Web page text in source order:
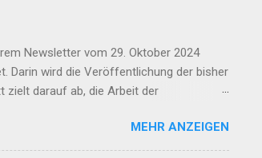
Newsletter vom 29. Oktober 2024
Darin wird die Veröffentlichung der bisher
zielt darauf ab, die Arbeit der
eingerichtet werden. Ihre Aufgabe ist es,
Verringerung der Luftverschmutzung
MEHR ANZEIGEN